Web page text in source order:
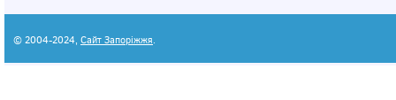
© 2004-2024, Сайт Запоріжжя.